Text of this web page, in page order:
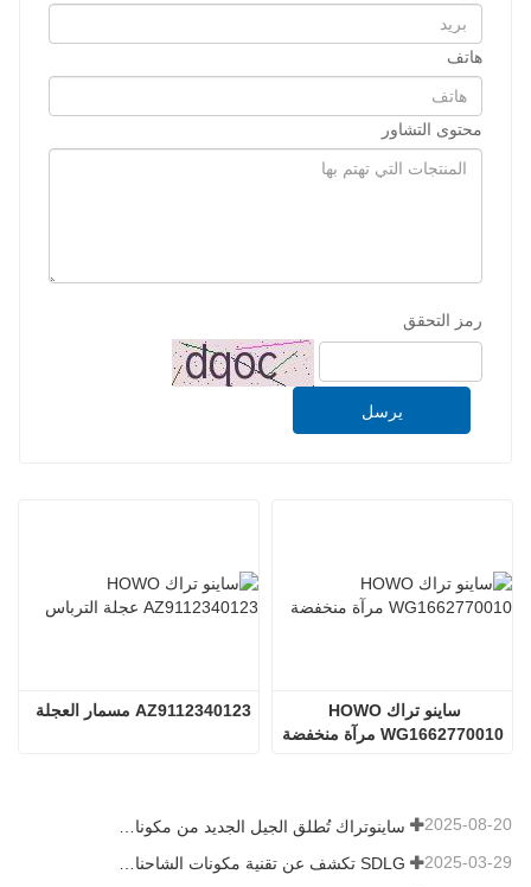
هاتف
محتوى التشاور
رمز التحقق
يرسل
AZ9112340123 مسمار العجلة
WG1662770010 مرآة منخفضة
2025-08-20
2025-03-29